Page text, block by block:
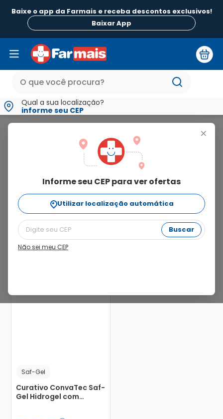
Baixe o app da Farmais e receba descontos exclusivos!
Baixar App
Qual a sua localização?
informe seu CEP
+
Informe seu CEP para ver ofertas
Utilizar localização automática
Buscar
Não sei meu CEP
saf-
Ordenar Por
relevância
3%
Saf-Gel
Curativo ConvaTec Saf-
Gel Hidrogel com